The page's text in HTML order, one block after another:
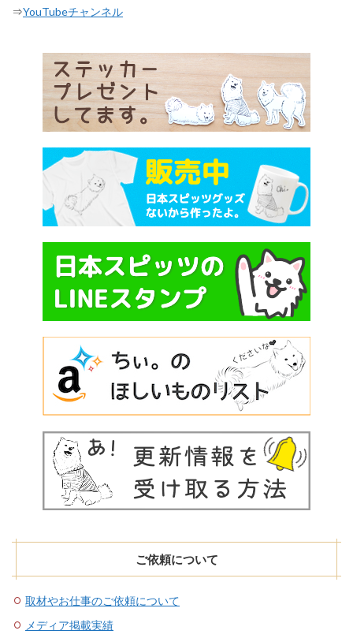
⇒YouTubeチャンネル
ご依頼について
取材やお仕事のご依頼について
メディア掲載実績